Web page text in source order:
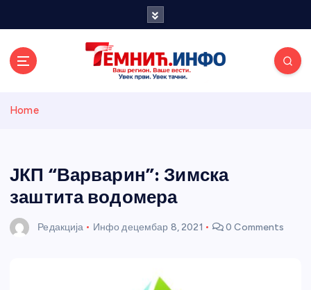
и портал
Home
ЈКП “Варварин”: Зимска
заштита водомера
Редакција Инфо децембар 8, 2021 0 Comments